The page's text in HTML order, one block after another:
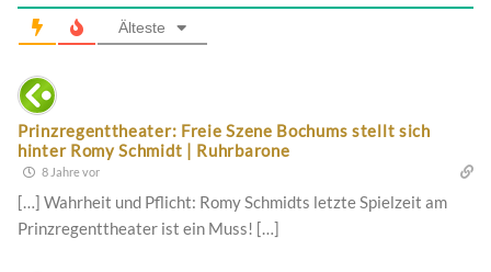
Älteste
Prinzregenttheater: Freie Szene Bochums stellt sich
hinter Romy Schmidt | Ruhrbarone
8 Jahre vor
[…] Wahrheit und Pflicht: Romy Schmidts letzte Spielzeit am
Prinzregenttheater ist ein Muss! […]